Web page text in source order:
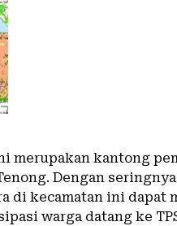
merupakan kantong
Dengan
di kecamatan ini dapat
warga datang ke